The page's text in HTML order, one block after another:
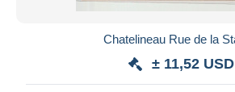
Chatelineau Rue de la
± 11,52 USD